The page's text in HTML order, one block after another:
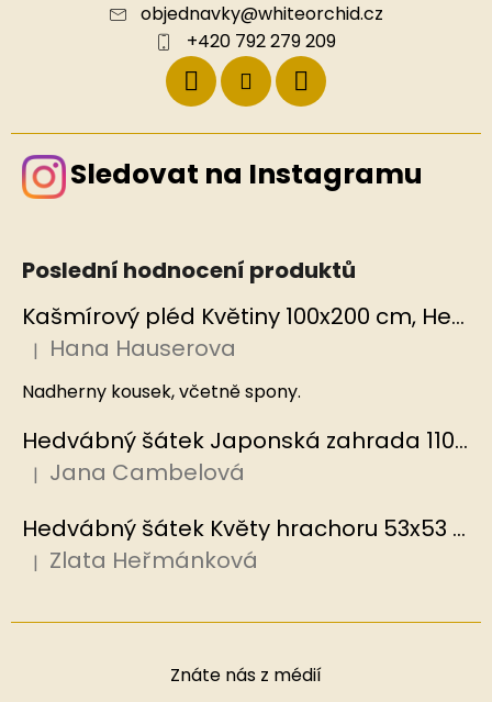
objednavky@whiteorchid.cz
+420 792 279 209
Sledovat na Instagramu
Poslední hodnocení produktů
Kašmírový pléd Květiny 100x200 cm, Hedvábný svět
Hodnocení produktu je 5 z 5 hvězdiček.
| Hana Hauserova
Nadherny kousek, včetně spony.
Hedvábný šátek Japonská zahrada 110x110 cm v dárkovém balení, HEDVÁBNÝ SVĚT
Hodnocení produktu je 5 z 5 hvězdiček.
| Jana Cambelová
Hedvábný šátek Květy hrachoru 53x53 cm v dárkovém balení, HEDVÁBNÝ SVĚT
Hodnocení produktu je 5 z 5 hvězdiček.
| Zlata Heřmánková
Znáte nás z médií